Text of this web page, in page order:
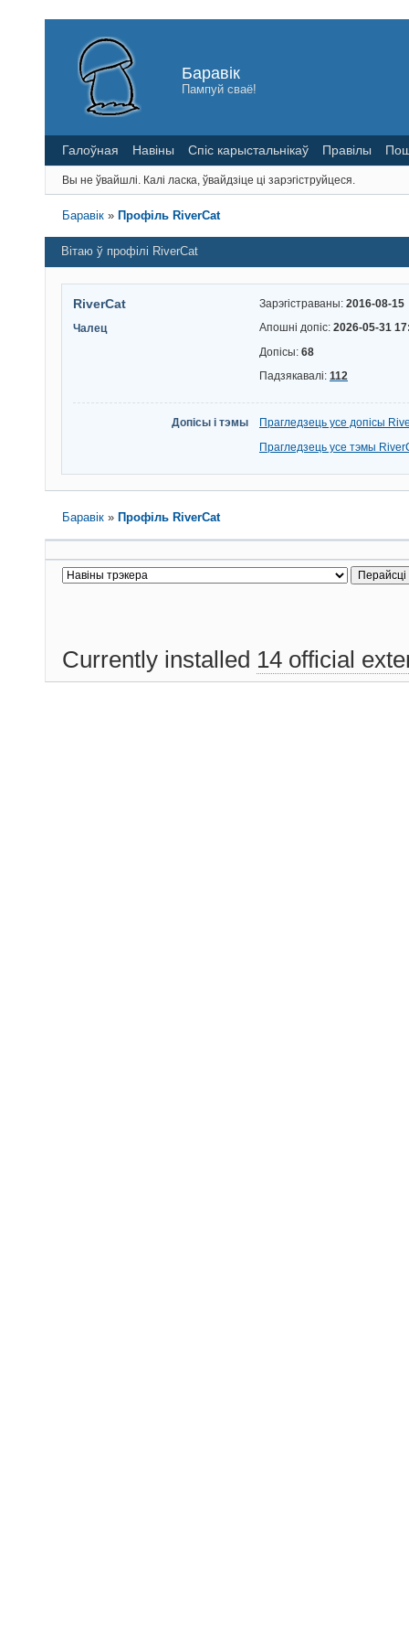
Баравік
Пампуй сваё!
Галоўная Навіны Спіс карыстальнікаў Правілы
Вы не ўвайшлі. Калі ласка, ўвайдзіце ці зарэгіструйцеся.
Баравік » Профіль RiverCat
Вітаю ў профілі RiverCat
RiverCat
Чалец
Зарэгістраваны: 2016-08-15
Апошні допіс: 2026-05-31
Допісы: 68
Падзякавалі: 112
Допісы і тэмы
Прагледзець усе допісы
Прагледзець усе тэмы
Баравік »Профіль RiverCat
Currently installed 14 official